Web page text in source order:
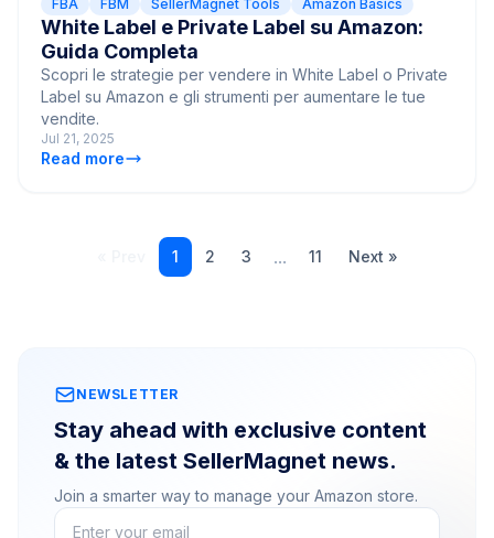
FBA FBM SellerMagnet Tools Amazon Basics
White Label e Private Label su Amazon:
Guida Completa
Scopri le strategie per vendere in White Label o Private
Label su Amazon e gli strumenti per aumentare le tue
vendite.
Jul 21, 2025
Read more
1 2 3 ... 11 Next »
NEWSLETTER
Stay ahead with exclusive content
& the latest SellerMagnet news.
Join a smarter way to manage your Amazon store.